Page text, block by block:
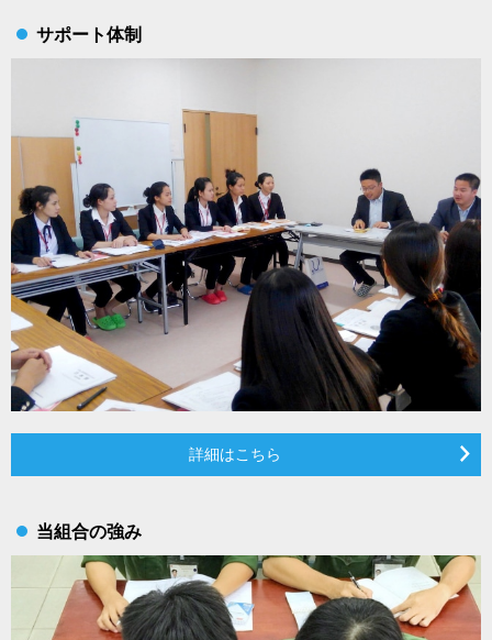
サポート体制
詳細はこちら
当組合の強み